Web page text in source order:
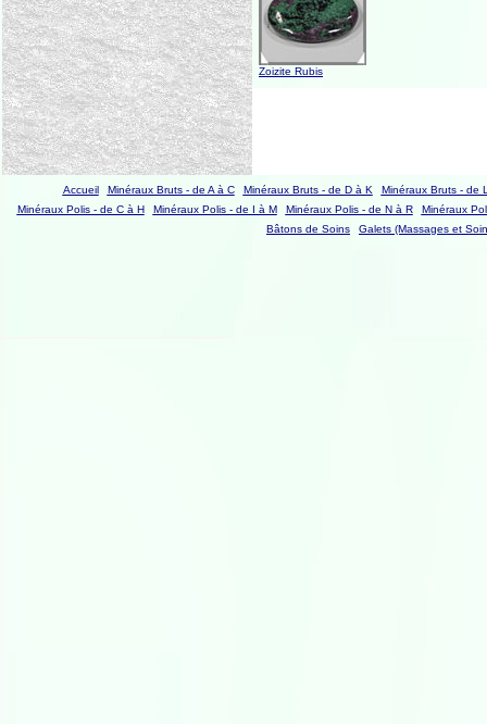
Zoizite Rubis
Accueil Minéraux Bruts - de A à C Minéraux Bruts - de D à K
Minéraux Bruts - de
Minéraux Polis - de C à H
Minéraux Polis - de I à M Minéraux Polis - de N à R
Minéraux
Bâtons de Soins
Galets (Massages et